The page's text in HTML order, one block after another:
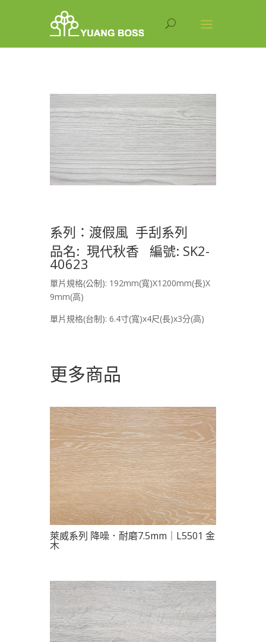
系列：渡假風 手刮系列
品名: 現代秋香 編號: SK2-
40623
單片規格(公制): 192mm(寬)X1200mm(長)X
9mm(高)
單片規格(台制): 6.4寸(寬)x4尺(長)x3分(高)
更多商品
萊威系列 降噪．耐磨7.5mm｜L5501 金
木